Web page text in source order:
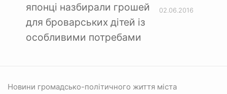
японці назбирали грошей
для броварських дітей із
особливими потребами
02.06.2016
Новини громадсько-політичного життя міста